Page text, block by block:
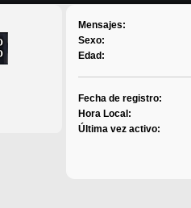
Mensajes:
Sexo:
Edad:
Fecha de registro:
Hora Local:
Última vez activo: